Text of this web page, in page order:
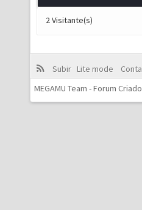
2 Visitante(s)
Subir Lite mode
MEGAMU Team - Forum